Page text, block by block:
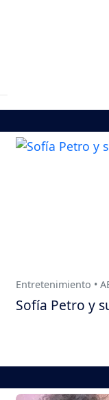
Entretenimiento •
Sofía Petro y